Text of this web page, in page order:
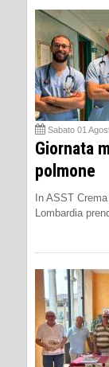
Sabato 01
Giornata
polmone
In ASST
Lombardia